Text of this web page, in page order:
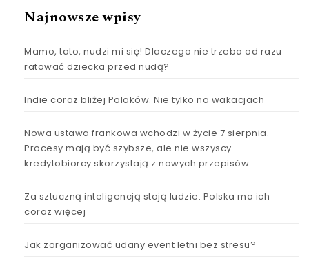
Najnowsze wpisy
Mamo, tato, nudzi mi się! Dlaczego nie trzeba od razu
ratować dziecka przed nudą?
Indie coraz bliżej Polaków. Nie tylko na wakacjach
Nowa ustawa frankowa wchodzi w życie 7 sierpnia.
Procesy mają być szybsze, ale nie wszyscy
kredytobiorcy skorzystają z nowych przepisów
Za sztuczną inteligencją stoją ludzie. Polska ma ich
coraz więcej
Jak zorganizować udany event letni bez stresu?